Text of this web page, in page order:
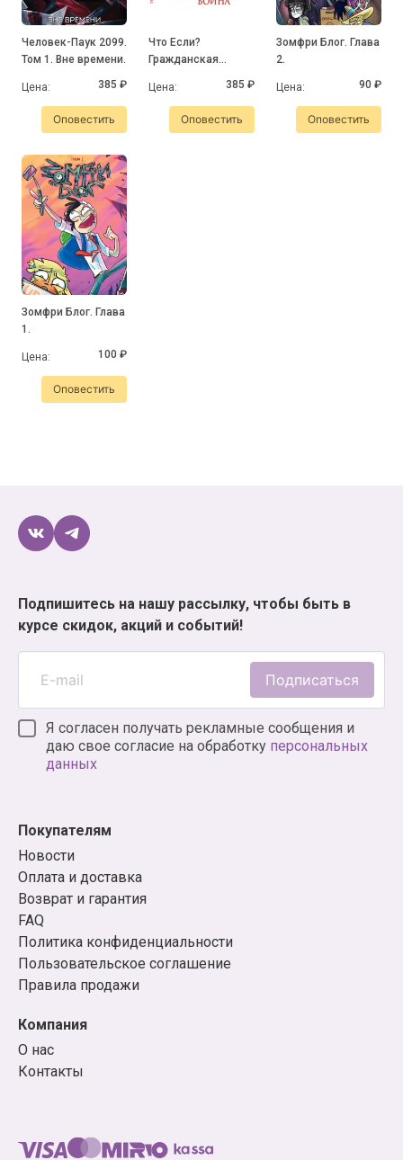
Человек-Паук 2099.
Том 1. Вне времени.
Цена: 385 ₽
Оповестить
Что Если?
Гражданская
Цена:
385 ₽
Оповестить
Зомфри Блог. Глава
2.
Цена: 90 ₽
Оповестить
Зомфри Блог. Глава
1.
Цена: 100 ₽
Оповестить
Подпишитесь на нашу рассылку, чтобы быть в
курсе скидок, акций и событий!
Подписаться
Я согласен получать рекламные сообщения и
даю свое согласие на обработку персональных
данных
Покупателям
Новости
Оплата и доставка
Возврат и гарантия
FAQ
Политика конфиденциальности
Пользовательское соглашение
Правила продажи
Компания
О нас
Контакты